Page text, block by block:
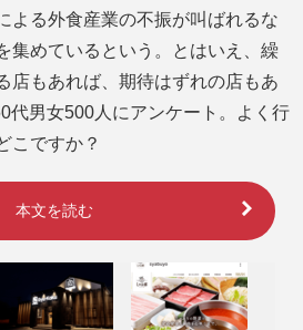
よる外食産業の不振が叫ばれるな
集めているという。とはいえ、繰
店もあれば、期待はずれの店もあ
代男女500人にアンケート。よく行
こですか？
本文を読む